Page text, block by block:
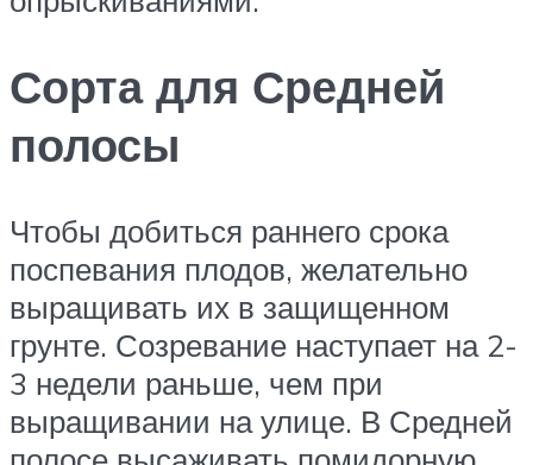
Сорта для Средней
полосы
Чтобы добиться раннего срока
поспевания плодов, желательно
выращивать их в защищенном
грунте. Созревание наступает на 2-
3 недели раньше, чем при
выращивании на улице. В Средней